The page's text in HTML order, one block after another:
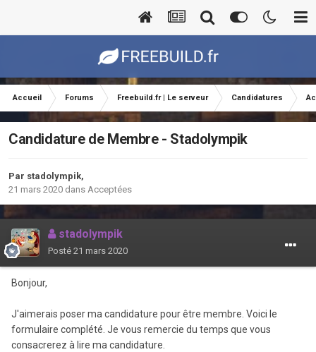
Accueil Forums Freebuild.fr | Le serveur Candidatures
Candidature de Membre - Stadolympik
Par stadolympik,
21 mars 2020 dans Acceptées
stadolympik
Posté 21 mars 2020
Bonjour,
J'aimerais poser ma candidature pour être membre. Voici le
formulaire complété. Je vous remercie du temps que vous
consacrerez à lire ma candidature.